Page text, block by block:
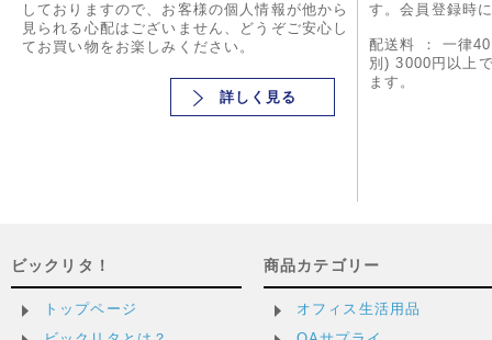
しておりますので、お客様の個人情報が他から
見られる心配はございません、どうぞご安心し
てお買い物をお楽しみください。
詳しく見る
す。会員登録時
配送料 ： 一律
別) 3000円以上
ます。
ビックリタ！
トップページ
商品カテゴリー
オフィス生活用品